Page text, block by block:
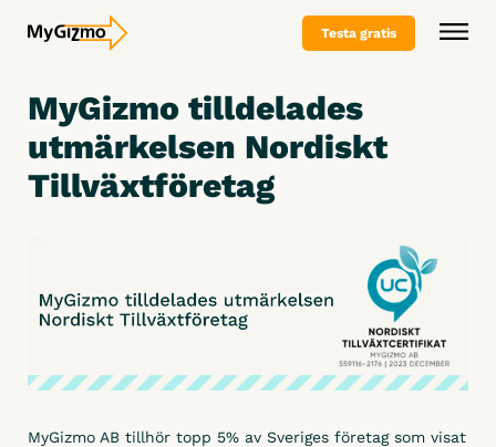
Testa gratis
Varför MyGizmo
Vårt erbjudande
Referenser
Branscher
Entreprenad
Trädgård & Skötsel
Funktioner
Offertverktyg
Planeringsverktyg
Tidplan (tillägg på planeringsverktyg)
Kontakta oss
Kontakta oss
Testa gratis Logga in
MyGizmo tilldelades
utmärkelsen Nordiskt
Tillväxtföretag
MyGizmo AB tillhör topp 5% av Sveriges företag som visat